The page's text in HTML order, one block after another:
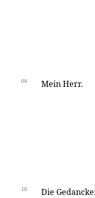
09 Mein Herr.
10 Die